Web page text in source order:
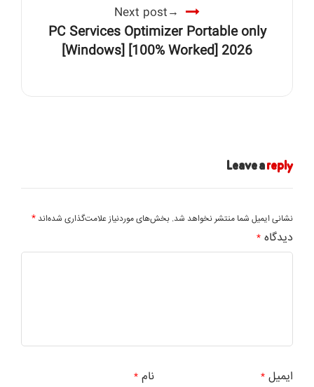
Next post
PC Services Optimizer Portable only
[Windows] [100% Worked] 2026
Leave areply
نشانی ایمیل شما منتشر نخواهد شد. بخش‌های موردنیاز علامت‌گذاری شده‌اند *
دیدگاه *
نام * ایمیل*